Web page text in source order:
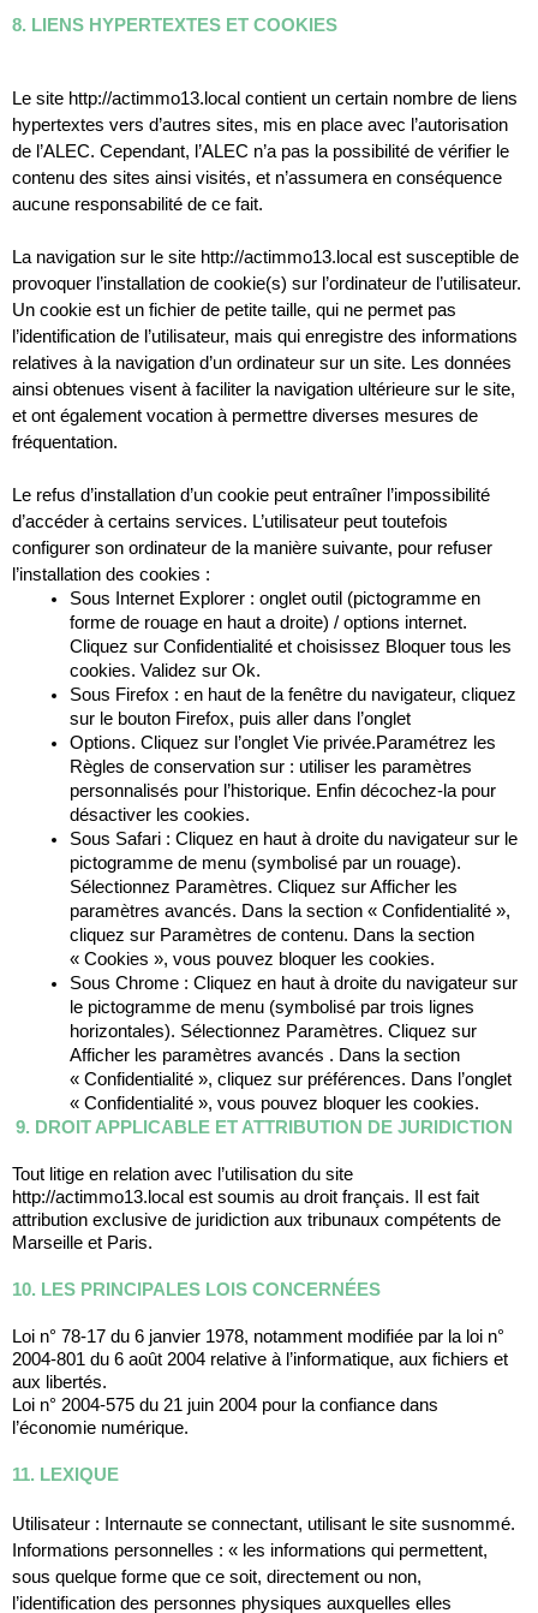
8. LIENS HYPERTEXTES ET COOKIES
Le site http://actimmo13.local contient un certain nombre de liens
hypertextes vers d’autres sites, mis en place avec l’autorisation
de l’ALEC. Cependant, l’ALEC n’a pas la possibilité de vérifier le
contenu des sites ainsi visités, et n’assumera en conséquence
aucune responsabilité de ce fait.
La navigation sur le site http://actimmo13.local est susceptible de
provoquer l’installation de cookie(s) sur l’ordinateur de l’utilisateur.
Un cookie est un fichier de petite taille, qui ne permet pas
l’identification de l’utilisateur, mais qui enregistre des informations
relatives à la navigation d’un ordinateur sur un site. Les données
ainsi obtenues visent à faciliter la navigation ultérieure sur le site,
et ont également vocation à permettre diverses mesures de
fréquentation.
Le refus d’installation d’un cookie peut entraîner l’impossibilité
d’accéder à certains services. L’utilisateur peut toutefois
configurer son ordinateur de la manière suivante, pour refuser
l’installation des cookies :
Sous Internet Explorer : onglet outil (pictogramme en
forme de rouage en haut a droite) / options internet.
Cliquez sur Confidentialité et choisissez Bloquer tous les
cookies. Validez sur Ok.
Sous Firefox : en haut de la fenêtre du navigateur, cliquez
sur le bouton Firefox, puis aller dans l’onglet
Options. Cliquez sur l’onglet Vie privée.Paramétrez les
Règles de conservation sur : utiliser les paramètres
personnalisés pour l’historique. Enfin décochez-la pour
désactiver les cookies.
Sous Safari : Cliquez en haut à droite du navigateur sur le
pictogramme de menu (symbolisé par un rouage).
Sélectionnez Paramètres. Cliquez sur Afficher les
paramètres avancés. Dans la section « Confidentialité »,
cliquez sur Paramètres de contenu. Dans la section
« Cookies », vous pouvez bloquer les cookies.
Sous Chrome : Cliquez en haut à droite du navigateur sur
le pictogramme de menu (symbolisé par trois lignes
horizontales). Sélectionnez Paramètres. Cliquez sur
Afficher les paramètres avancés . Dans la section
« Confidentialité », cliquez sur préférences. Dans l’onglet
« Confidentialité », vous pouvez bloquer les cookies.
9. DROIT APPLICABLE ET ATTRIBUTION DE JURIDICTION
Tout litige en relation avec l’utilisation du site
http://actimmo13.local est soumis au droit français. Il est fait
attribution exclusive de juridiction aux tribunaux compétents de
Marseille et Paris.
10. LES PRINCIPALES LOIS CONCERNÉES
Loi n° 78-17 du 6 janvier 1978, notamment modifiée par la loi n°
2004-801 du 6 août 2004 relative à l’informatique, aux fichiers et
aux libertés.
Loi n° 2004-575 du 21 juin 2004 pour la confiance dans
l’économie numérique.
11. LEXIQUE
Utilisateur : Internaute se connectant, utilisant le site susnommé.
Informations personnelles : « les informations qui permettent,
sous quelque forme que ce soit, directement ou non,
l’identification des personnes physiques auxquelles elles